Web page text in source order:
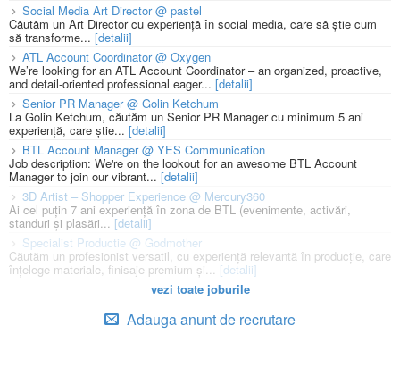
Social Media Art Director @ pastel
Căutăm un Art Director cu experiență în social media, care să știe cum
să transforme... [detalii]
ATL Account Coordinator @ Oxygen
We’re looking for an ATL Account Coordinator – an organized, proactive,
and detail-oriented professional eager... [detalii]
Senior PR Manager @ Golin Ketchum
La Golin Ketchum, căutăm un Senior PR Manager cu minimum 5 ani
experiență, care știe... [detalii]
BTL Account Manager @ YES Communication
Job description: We're on the lookout for an awesome BTL Account
Manager to join our vibrant... [detalii]
3D Artist – Shopper Experience @ Mercury360
Ai cel puțin 7 ani experiență în zona de BTL (evenimente, activări,
standuri și plasări...[detalii]
Specialist Productie @ Godmother
Căutăm un profesionist versatil, cu experiență relevantă în producție, care
înțelege materiale, finisaje premium și... [detalii]
vezi toate joburile
Adauga anunt de recrutare